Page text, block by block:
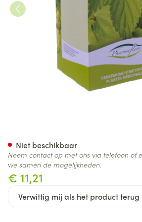
€ 11,21
Verwittig mij als het product
Niet beschikbaar
Neem contact op met ons via telefoon of
we samen de mogelijkheden.